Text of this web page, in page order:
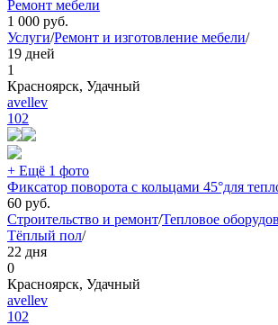
Ремонт мебели
1 000 руб.
Услуги/Ремонт и изготовление мебели/
19 дней
1
Красноярск, Удачный
avellev
102
+ Ещё 1 фото
Фиксатор поворота с кольцами 45°для
60 руб.
Строительство и ремонт/Тепловое
Тёплый пол/
22 дня
0
Красноярск, Удачный
avellev
102